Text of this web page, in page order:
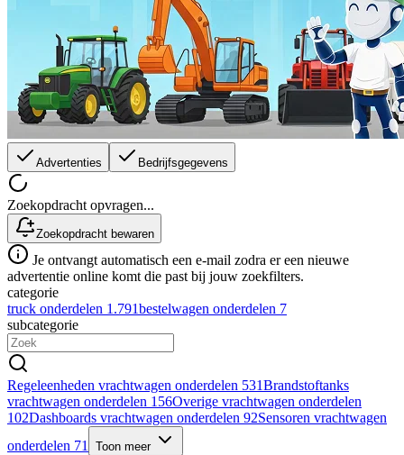
Advertenties Bedrijfsgegevens
Zoekopdracht opvragen...
Zoekopdracht bewaren
Je ontvangt automatisch een e-mail zodra er een nieuwe
advertentie online komt die past bij jouw zoekfilters.
categorie
truck onderdelen 1.791bestelwagen onderdelen 7
subcategorie
Regeleenheden vrachtwagen onderdelen 531Brandstoftanks
vrachtwagen onderdelen 156Overige vrachtwagen onderdelen
102Dashboards vrachtwagen onderdelen 92Sensoren vrachtwagen
onderdelen 71 Toon meer